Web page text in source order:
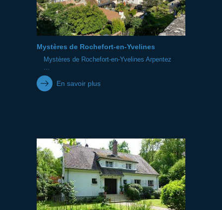
Mystères de Rochefort-en-Yvelines
Mystères de Rochefort-en-Yvelines Arpentez
...
En savoir plus